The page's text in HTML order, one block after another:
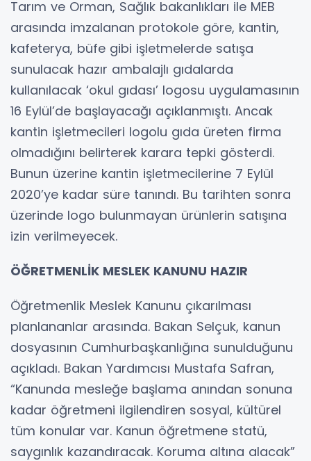
Tarım ve Orman, Sağlık bakanlıkları ile MEB
arasında imzalanan protokole göre, kantin,
kafeterya, büfe gibi işletmelerde satışa
sunulacak hazır ambalajlı gıdalarda
kullanılacak ‘okul gıdası’ logosu uygulamasının
16 Eylül’de başlayacağı açıklanmıştı. Ancak
kantin işletmecileri logolu gıda üreten firma
olmadığını belirterek karara tepki gösterdi.
Bunun üzerine kantin işletmecilerine 7 Eylül
2020’ye kadar süre tanındı. Bu tarihten sonra
üzerinde logo bulunmayan ürünlerin satışına
izin verilmeyecek.
ÖĞRETMENLİK MESLEK KANUNU HAZIR
Öğretmenlik Meslek Kanunu çıkarılması
planlananlar arasında. Bakan Selçuk, kanun
dosyasının Cumhurbaşkanlığına sunulduğunu
açıkladı. Bakan Yardımcısı Mustafa Safran,
“Kanunda mesleğe başlama anından sonuna
kadar öğretmeni ilgilendiren sosyal, kültürel
tüm konular var. Kanun öğretmene statü,
saygınlık kazandıracak. Koruma altına alacak”